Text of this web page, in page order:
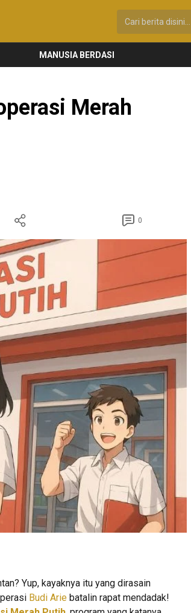
MANUSIA BERDASI
Merah
0
Yup, kayaknya itu yang dirasain
Budi Arie batalin rapat mendadak!